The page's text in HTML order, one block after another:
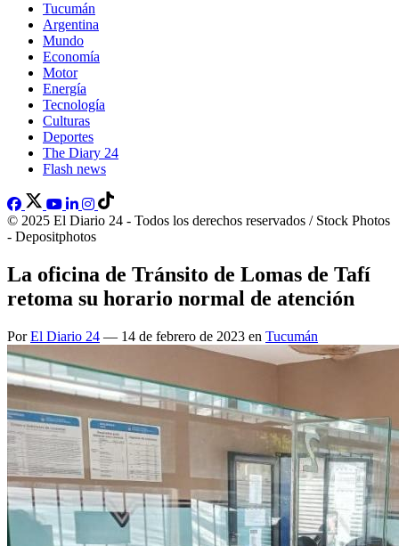
Tucumán
Argentina
Mundo
Economía
Motor
Energía
Tecnología
Culturas
Deportes
The Diary 24
Flash news
© 2025 El Diario 24 - Todos los derechos reservados / Stock Photos
- Depositphotos
La oficina de Tránsito de Lomas de Tafí
retoma su horario normal de atención
PorEl Diario 24 — 14 de febrero de 2023 en Tucumán